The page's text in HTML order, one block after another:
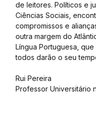
de leitores. Políticos e
Ciências Sociais,
compromissos e
outra margem do
Língua Portuguesa,
todos darão o seu
Rui Pereira
Professor Universitário